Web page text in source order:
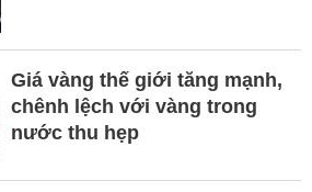
Giá vàng thế giới tăng mạnh,
chênh lệch với vàng trong
nước thu hẹp